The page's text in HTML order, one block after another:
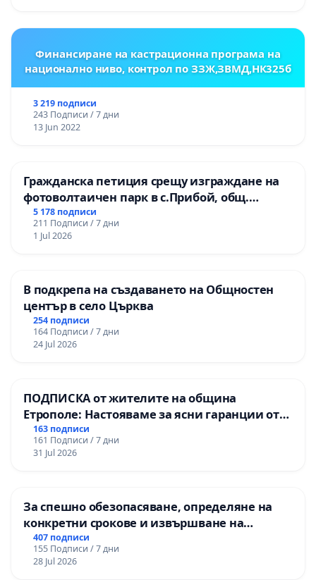
Финансиране на кастрационна програма на
национално ниво, контрол по ЗЗЖ,ЗВМД,НК325б
3 219 подписи
243 Подписи / 7 дни
13 Jun 2022
Гражданска петиция срещу изграждане на
фотоволтаичен парк в с.Прибой, общ.
Радомир
5 178 подписи
211 Подписи / 7 дни
1 Jul 2026
В подкрепа на създаването на Общностен
център в село Църква
254 подписи
164 Подписи / 7 дни
24 Jul 2026
ПОДПИСКА от жителите на община
Етрополе: Настояваме за ясни гаранции от
“Елаците-МЕД” АД и от държавата, че ще се
изпълнят всички екологични норми!
163 подписи
161 Подписи / 7 дни
31 Jul 2026
За спешно обезопасяване, определяне на
конкретни срокове и извършване на
цялостна рехабилитация на
републиканския път между пътен възел АМ
„Тракия“ - гр. Ихтиман - с. Мирово - к.к.
407 подписи
155 Подписи / 7 дни
28 Jul 2026